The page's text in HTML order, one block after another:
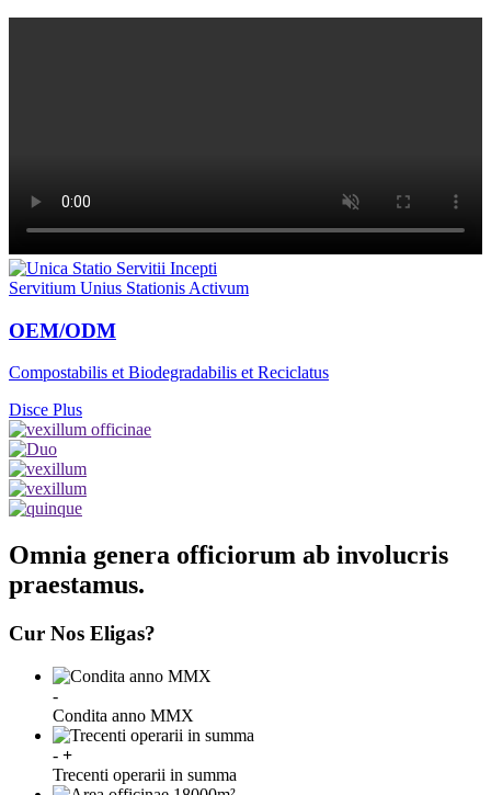
Servitium Unius Stationis Activum
OEM/ODM
Compostabilis et Biodegradabilis et Reciclatus
Disce Plus
Omnia genera officiorum ab involucris
praestamus.
Cur Nos Eligas?
-
Condita anno MMX
- +
Trecenti operarii in summa